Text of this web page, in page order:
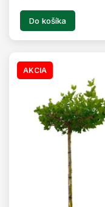
Do košíka
AKCIA